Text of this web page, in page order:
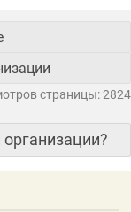
страницы: 2824